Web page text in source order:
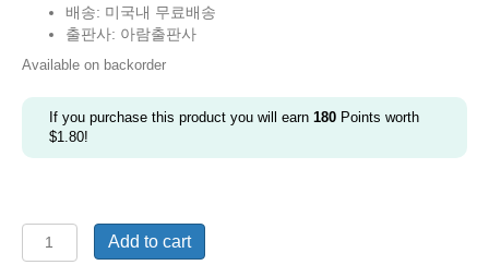
배송: 미국내 무료배송
출판사: 아람출판사
Available on backorder
If you purchase this product you will earn 180 Points worth
$1.80!
꼬
Add to cart